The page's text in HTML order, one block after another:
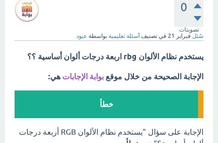
0
تصويتات
سُئل فبراير 21 في تصنيف أسئلة تعليمية بواسطة عبود
يستخدم نظام الألوان rbg اربعة درجات ألوان أساسية ؟؟
الإجابة الصحيحة من خلال موقع بوابة الإجابات هي:
خطأ
الإجابة على سؤال "يستخدم نظام الألوان RGB أربعة درجات